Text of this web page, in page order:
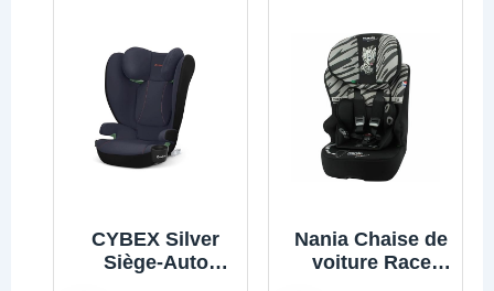
CYBEX Silver
Siège-Auto
Nania Chaise de
voiture Race